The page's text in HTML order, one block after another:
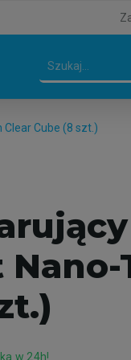
Clear Cube (8 szt.)
w 24h!